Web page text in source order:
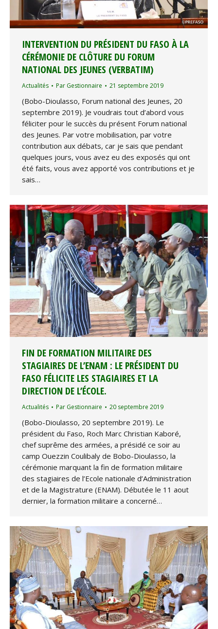
INTERVENTION DU PRÉSIDENT DU FASO À LA
CÉRÉMONIE DE CLÔTURE DU FORUM
NATIONAL DES JEUNES (VERBATIM)
Actualités Par Gestionnaire 21 septembre 2019
(Bobo-Dioulasso, Forum national des Jeunes, 20
septembre 2019). Je voudrais tout d’abord vous
féliciter pour le succès du présent Forum national
des Jeunes. Par votre mobilisation, par votre
contribution aux débats, car je sais que pendant
quelques jours, vous avez eu des exposés qui ont
été faits, vous avez apporté vos contributions et je
sais…
FIN DE FORMATION MILITAIRE DES
STAGIAIRES DE L’ENAM : LE PRÉSIDENT DU
FASO FÉLICITE LES STAGIAIRES ET LA
DIRECTION DE L’ÉCOLE.
Actualités Par Gestionnaire 20 septembre 2019
(Bobo-Dioulasso, 20 septembre 2019). Le
président du Faso, Roch Marc Christian Kaboré,
chef suprême des armées, a présidé ce soir au
camp Ouezzin Coulibaly de Bobo-Dioulasso, la
cérémonie marquant la fin de formation militaire
des stagiaires de l’Ecole nationale d’Administration
et de la Magistrature (ENAM). Débutée le 11 aout
dernier, la formation militaire a concerné…